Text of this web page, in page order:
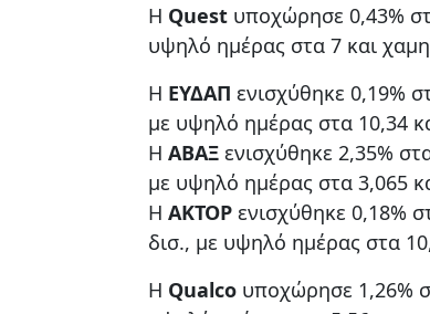
Η Quest υποχώρησε 0,43%
υψηλό ημέρας στα 7 και
Η ΕΥΔΑΠ ενισχύθηκε 0,19%
με υψηλό ημέρας στα 10,34
Η ΑΒΑΞ ενισχύθηκε 2,35%
με υψηλό ημέρας στα 3,065
Η ΑΚΤΟΡ ενισχύθηκε 0,18%
δισ., με υψηλό ημέρας στα
Η Qualco υποχώρησε 1,26%